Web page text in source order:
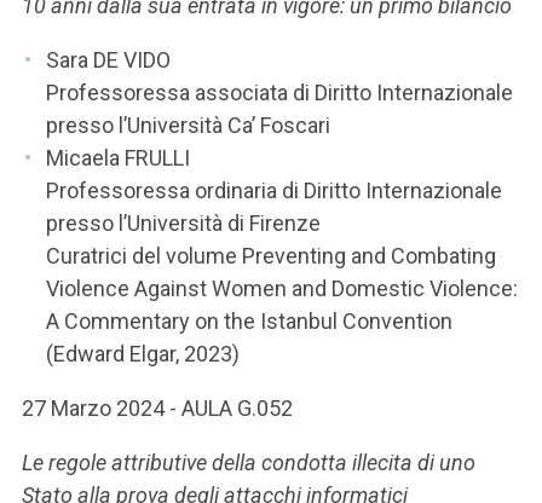
10 anni dalla sua entrata in vigore: un primo bilancio
Sara DE VIDO
Professoressa associata di Diritto Internazionale
presso l’Università Ca’ Foscari
Micaela FRULLI
Professoressa ordinaria di Diritto Internazionale
presso l’Università di Firenze
Curatrici del volume Preventing and Combating
Violence Against Women and Domestic Violence:
A Commentary on the Istanbul Convention
(Edward Elgar, 2023)
27 Marzo 2024 - AULA G.052
Le regole attributive della condotta illecita di uno
Stato alla prova degli attacchi informatici